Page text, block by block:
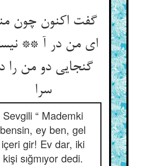
گفت اکنون چون
ای من در آ **
گنجایی دو من را
سرا
Sevgili “ Mademki
bensin, ey ben, gel
içeri gir! Ev dar, iki
kişi sığmıyor dedi.